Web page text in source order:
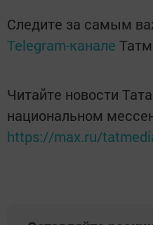
Следите за самым
Telegram-канале
Читайте новости
национальном
https://max.ru/